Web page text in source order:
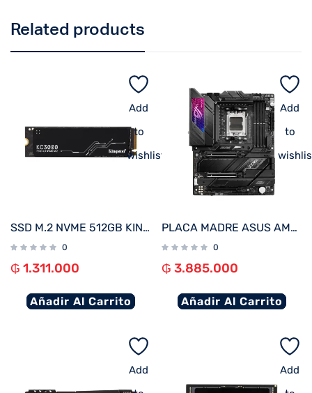
Related products
Add
to
wishlist
SSD M.2 NVME 512GB KINGSTON KC3000 SKC3000S/512G 7000/3900 PCIE 4.0
0
₲ 1.311.000
Añadir Al Carrito
Add
to
PLACA MADRE ASUS AM5 ROG STRIX X670E-E GAMING WIFI S/R/HDMI/DP/WIFI/4M2/DP/USB3.2/DDR5/ATX
0
₲ 3.885.000
Añadir Al Carrito
Add
Add